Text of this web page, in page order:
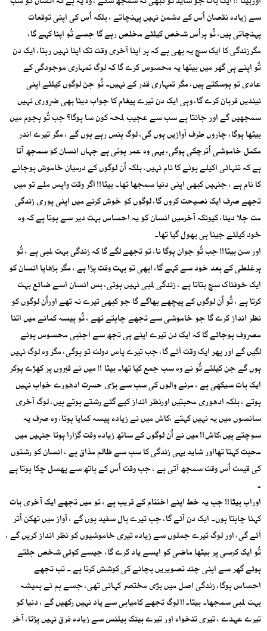
سے زیادہ نقصان اُس کے دشمن نہیں پہنچاتے ، بلکہ اُس کی اپنی توقعات
پہنچاتی ہیں، تُو ہراُس شخص کیلئے مخلص رہے گا جسے تُو اپنا کہے گا،
مگرزندگی کا ایک سچ یہ بھی ہے کہ ہر اپنا آخری وقت تک اپنا نہیں رہتا، ایک دن
تُو اپنے ہی گھر میں بیٹھا یہ محسوس کرے گا کہ لوگ تمہاری موجودگی کے
عادی تو ہوسکتے ہیں، مگر تمہاری قدر کے نہیں۔ تُو جن لوگوں کیلئے اپنی
نیندیں قربان کرے گا، وہی ایک دن تیرے پیغام کا جواب دینا بھی ضروری نہیں
سمجھیں گے اور جانتا ہے سب سے عجیب لمحہ کون سا ہوگا؟ جب تُو ہجوم میں
بیٹھا ہوگا، چاروں طرف آوازیں ہوں گی، لوگ ہنس رہے ہوں گے ، مگر تیرے اندر
مکمل خاموشی اُترچکی ہوگی، یہی وہ عمر ہوتی ہے جہاں انسان کو سمجھ آتا
ہے کہ تنہائی اکیلے ہونے کا نام نہیں، بلکہ اُن لوگوں کے درمیان خاموش ہوجانے
کا نام ہے ، جنہیں کبھی اپنی دنیا سمجھا تھا۔ بیٹا!! اگر وقت واپس ملے تو میں
تجھے صرف ایک نصیحت کروں گا، لوگوں کو خوش کرنے میں اپنی پوری زندگی
مت جلا دینا، کیونکہ آخرمیں انسان کو یہ احساس بہت دیر سے ہوتا ہے کہ وہ
خود کیلئے جینا ہی بھول گیا تھا۔
اور سن بیٹا!! جب تُو جوان ہوگا نا، تو تجھے لگے گا کہ زندگی بہت لمبی ہے ، تُو
ہرغلطی کے بعد خود سے کہے گا، ابھی تو بہت وقت پڑا ہے ، مگر بڑھاپا انسان کو
ایک خوفناک سچ بتاتا ہے ، زندگی لمبی نہیں ہوتی، بس انسان اسے ضائع بہت
کرتا ہے ، تُو اُن لوگوں کے پیچھے بھاگے گا جو کبھی تیرے نہ تھے اوراُن لوگوں کو
نظر انداز کرے گا جو خاموشی سے تجھے چاہتے تھے ، تُو پیسہ کمانے میں اتنا
مصروف ہوجائے گا کہ ایک دن تیرے اپنے ہی تجھ سے اجنبی محسوس ہونے
لگیں گے اور پھر ایک وقت آئے گا، جب تیرے پاس دولت تو ہوگی، مگر وہ لوگ نہیں
ہوں گے جن کیلئے تُو نے وہ سب جمع کیا تھا۔ بیٹا !! میں نے قبروں پر کھڑے ہوکر
ایک بات سیکھی ہے ، مرنے والوں کی سب سے بڑی حسرت ادھورے خواب نہیں
ہوتے ، بلکہ ادھوری محبتیں اورنظر انداز کیے گئے رشتے ہوتے ہیں، لوگ آخری
سانسوں میں یہ نہیں کہتے ،کاش میں نے زیادہ پیسہ کمایا ہوتا، وہ صرف یہ
سوچتے ہیں،کاش!! میں نے اُن لوگوں کے ساتھ زیادہ وقت گزارا ہوتا جنہیں میں
محبت کہتا تھااور شاید یہی زندگی کا سب سے ظالم مذاق ہے ، انسان کو رشتوں
کی قیمت اُس وقت سمجھ آتی ہے ، جب وقت اُس کے ہاتھ سے پھسل چکا ہوتا ہے
۔
اوراب بیٹا!! جب یہ خط اپنے اختتام کے قریب ہے ، تو میں تجھے ایک آخری بات
کہنا چاہتا ہوں۔ ایک دن آئے گا، جب تیرے بال سفید ہوں گے ، آواز میں تھکن اُتر
آئے گی، اور لوگ تیرے جملوں سے زیادہ تیری خاموشیوں کو نظر انداز کریں گے ،
تُو ایک کرسی پر بیٹھا ماضی کو ایسے یاد کرے گا، جیسے کوئی شخص جلتے
ہوئے گھر سے اپنی چند تصویریں بچانے کی کوشش کرتا ہے ۔ تب تجھے
احساس ہوگا، زندگی اصل میں بڑی مختصر کہانی تھی، جسے ہم نے ہمیشہ
بہت لمبی سمجھا۔ بیٹا۔!! لوگ تجھے کامیابی سے یاد نہیں رکھیں گے ، دنیا کو
تیرے عہدے ، تیری تنخواہ اور تیرے بینک بیلنس سے زیادہ فرق نہیں پڑتا، آخر